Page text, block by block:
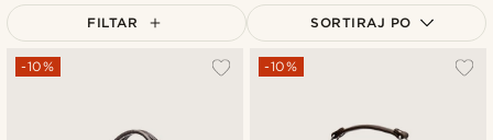
FILTAR SORTIRAJ PO
Najpopularnije
Najniža cijena
-10% -10%